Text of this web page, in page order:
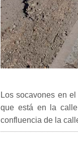
Los socavones en
que está en la
confluencia de la